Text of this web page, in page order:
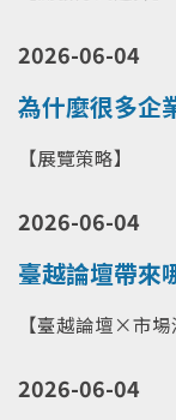
2026-06-04
為什麼很多企
【展覽策略】
2026-06-04
臺越論壇帶來
【臺越論壇×市場
2026-06-04